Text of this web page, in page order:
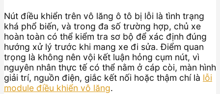
Nút điều khiển trên vô lăng ô tô bị lỗi là tình trạng
khá phổ biến, và trong đa số trường hợp, chủ xe
hoàn toàn có thể kiểm tra sơ bộ để xác định đúng
hướng xử lý trước khi mang xe đi sửa. Điểm quan
trọng là không nên vội kết luận hỏng cụm nút, vì
nguyên nhân thực tế có thể nằm ở cáp còi, màn hình
giải trí, nguồn điện, giắc kết nối hoặc thậm chí là lỗi
module điều khiển vô lăng.